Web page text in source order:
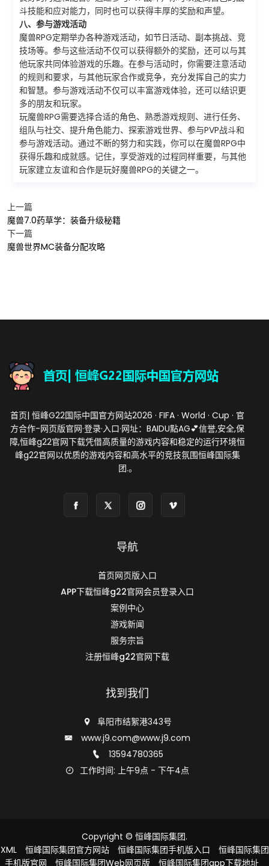
斗技能和应对能力，同时也可以获得丰厚的奖励和声望。
八、参与游戏活动
魔兽RPG定期举办各种游戏活动，如节日活动、副本挑战、竞
技场等。参与这些活动不仅可以获得额外的奖励，还可以与其
他玩家共同体验游戏的乐趣。在参与活动时，你需要注意活动
的规则和要求，与其他玩家合作或竞争，充分发挥自己的实力
和智慧。参与游戏活动不仅可以丰富游戏体验，还可以结识更
多的朋友和玩家。
玩魔兽RPG需要选择合适的角色、熟悉游戏规则、进行任务、
组队与社交、提升角色能力、探索游戏世界、参与PVP战斗和
参与游戏活动。通过不断的努力和实践，你可以在魔兽RPG中
获得乐趣和成就感。记住，享受游戏的过程同样重要，与其他
玩家建立友谊和合作是玩好魔兽RPG的关键之一。
上一篇
魔兽7.0药草学：装备升级秘籍
下一篇
魔兽世界MC装备分配攻略
首页| 恒峰G22国际中国官方网站2026 · FIFA · World · Cup · 官
方合作-网页版官网·登录·入口·网址：BAIDU點AG💕信誉,安全,保
障,恒峰g22官网下载凭借高质量的游戏内容和稳定的运行环境恒
峰g22官网以优质的游戏内容和高水平的竞技氛围恒峰国际集
团.。
导航
首页网页版入口
APP下载恒峰g22官网会员登录入口
案例中心
游戏新闻
服务宗旨
注册恒峰g22官网下载
找到我们
阜阳市结絮港343号
www.j9.com@www.j9.com
13594780365
工作时间: 上午9点 - 下午4点
Copyright © 恒峰国际集团.
XML
恒峰国际集团官方网站 恒峰国际集团手机版入口
恒峰国际集团
手机版官网
恒峰国际集团Web网页版 恒峰国际集团app下载地址